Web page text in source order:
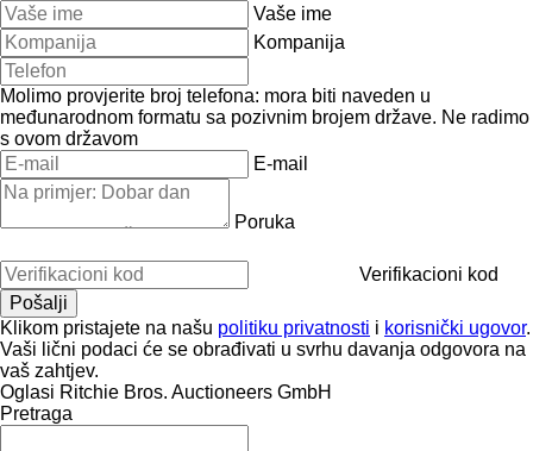
Vaše ime
Kompanija
Molimo provjerite broj telefona: mora biti naveden u
međunarodnom formatu sa pozivnim brojem države. Ne radimo
s ovom državom
E-mail
Poruka
Verifikacioni kod
Klikom pristajete na našu politiku privatnosti i korisnički ugovor.
Vaši lični podaci će se obrađivati ​​u svrhu davanja odgovora na
vaš zahtjev.
Oglasi Ritchie Bros. Auctioneers GmbH
Pretraga